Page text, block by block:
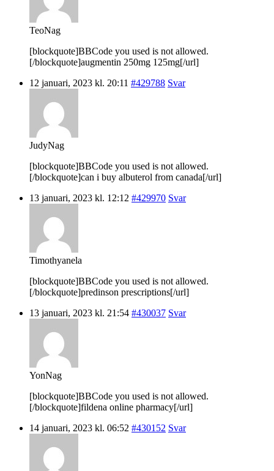
TeoNag
[blockquote]BBCode you used is not allowed.
[/blockquote]augmentin 250mg 125mg[/url]
12 januari, 2023 kl. 20:11 #429788 Svar
JudyNag
[blockquote]BBCode you used is not allowed.
[/blockquote]can i buy albuterol from canada[/url]
13 januari, 2023 kl. 12:12 #429970 Svar
Timothyanela
[blockquote]BBCode you used is not allowed.
[/blockquote]predinson prescriptions[/url]
13 januari, 2023 kl. 21:54 #430037 Svar
YonNag
[blockquote]BBCode you used is not allowed.
[/blockquote]fildena online pharmacy[/url]
14 januari, 2023 kl. 06:52 #430152 Svar